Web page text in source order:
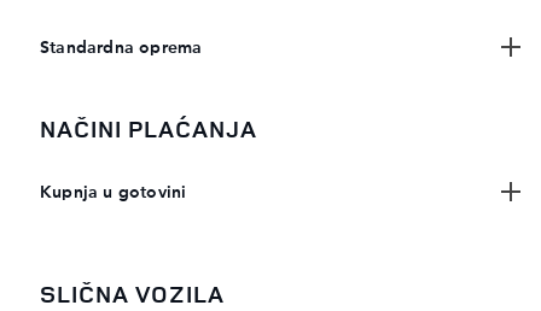
Standardna oprema
NAČINI PLAĆANJA
Kupnja u gotovini
SLIČNA VOZILA